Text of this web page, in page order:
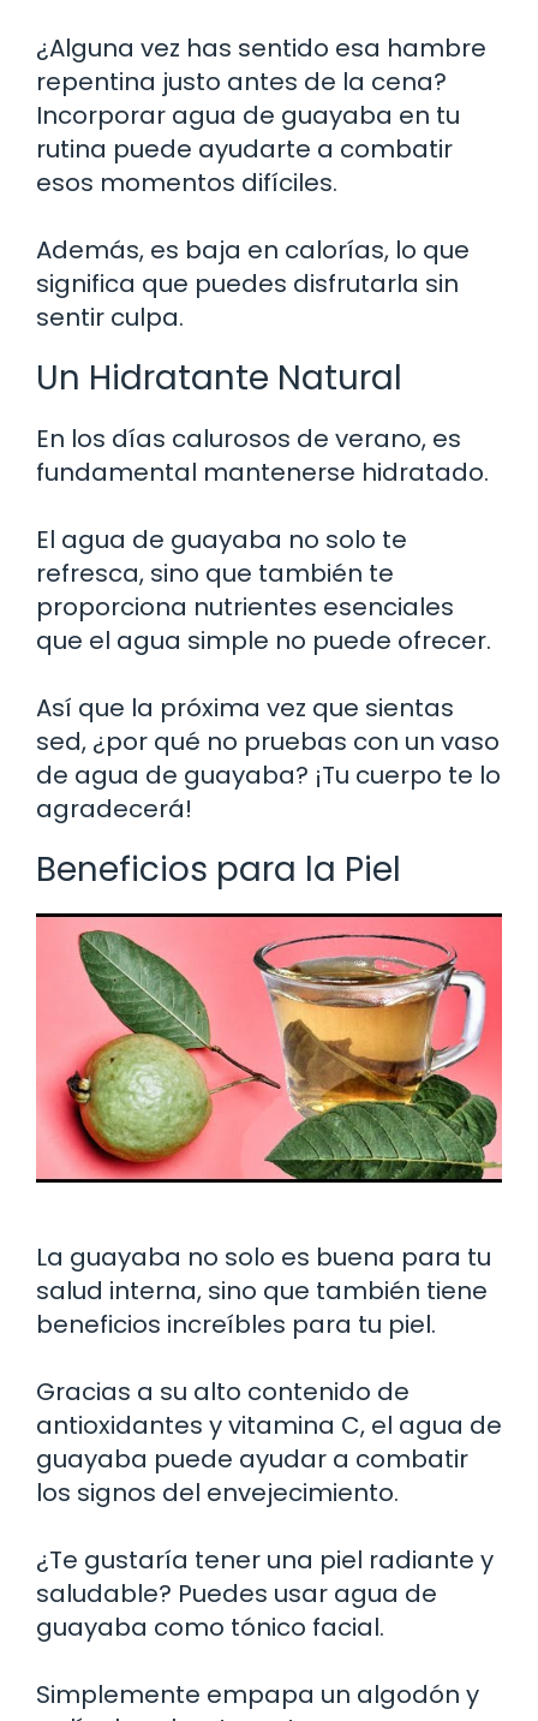
¿Alguna vez has sentido esa hambre
repentina justo antes de la cena?
Incorporar agua de guayaba en tu
rutina puede ayudarte a combatir
esos momentos difíciles.
Además, es baja en calorías, lo que
significa que puedes disfrutarla sin
sentir culpa.
Un Hidratante Natural
En los días calurosos de verano, es
fundamental mantenerse hidratado.
El agua de guayaba no solo te
refresca, sino que también te
proporciona nutrientes esenciales
que el agua simple no puede ofrecer.
Así que la próxima vez que sientas
sed, ¿por qué no pruebas con un vaso
de agua de guayaba? ¡Tu cuerpo te lo
agradecerá!
Beneficios para la Piel
La guayaba no solo es buena para tu
salud interna, sino que también tiene
beneficios increíbles para tu piel.
Gracias a su alto contenido de
antioxidantes y vitamina C, el agua de
guayaba puede ayudar a combatir
los signos del envejecimiento.
¿Te gustaría tener una piel radiante y
saludable? Puedes usar agua de
guayaba como tónico facial.
Simplemente empapa un algodón y